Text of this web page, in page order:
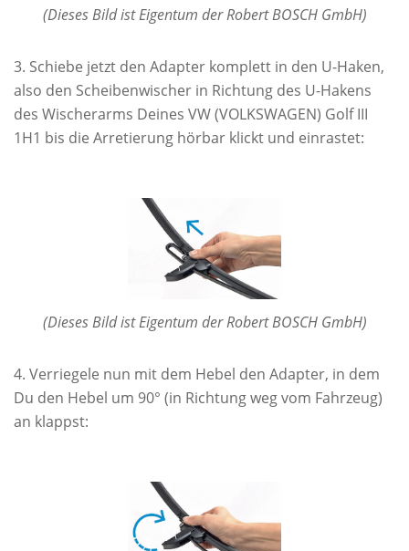
(Dieses Bild ist Eigentum der Robert BOSCH GmbH)
Schiebe jetzt den Adapter komplett in den U-Haken,
also den Scheibenwischer in Richtung des U-Hakens
des Wischerarms Deines VW (VOLKSWAGEN) Golf III
1H1 bis die Arretierung hörbar klickt und einrastet:
(Dieses Bild ist Eigentum der Robert BOSCH GmbH)
Verriegele nun mit dem Hebel den Adapter, in dem
Du den Hebel um 90° (in Richtung weg vom Fahrzeug)
an klappst: